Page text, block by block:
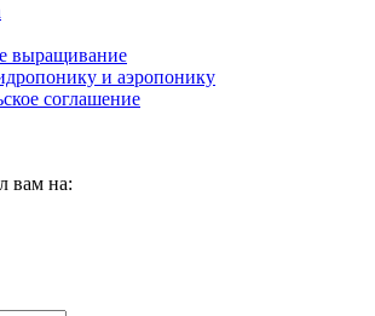
выращивание
и аэропонику
соглашение
вам на: